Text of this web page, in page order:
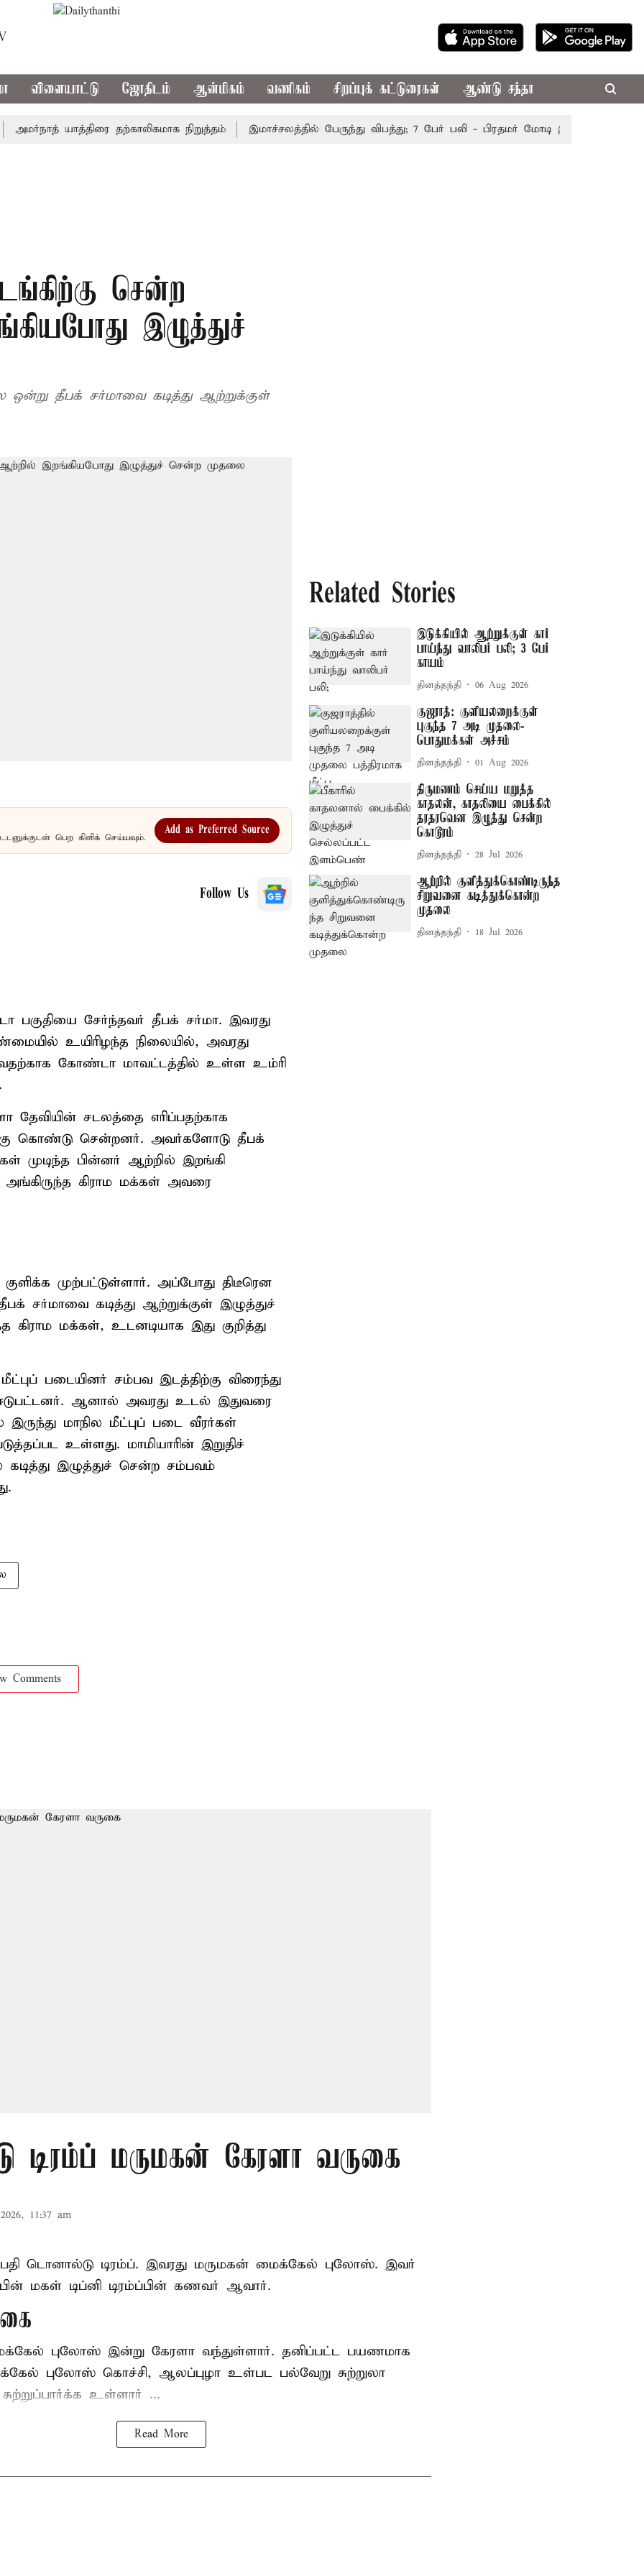
விளையாட்டு ஜோதிடம் ஆன்மிகம் வணிகம் சிறப்புக் கட்டுரைகள் ஆண்டு சந்தா
யாத்திரை தற்காலிகமாக நிறுத்தம் இமாச்சலத்தில் பேருந்து விபத்து; 7 பேர் பலி - பிரதமர் மோடி இரங்கல்
சென்ற
இழுத்துச்
ஒன்று தீபக் சர்மாவை கடித்து ஆற்றுக்குள்
பெற கிளிக் செய்யவும்.
Add as Preferred Source
Follow Us
பகுதியை சேர்ந்தவர் தீபக் சர்மா. இவரது
உயிரிழந்த நிலையில், அவரது
கோண்டா மாவட்டத்தில் உள்ள உம்ரி
தேவியின் சடலத்தை எரிப்பதற்காக
கொண்டு சென்றனர். அவர்களோடு தீபக்
முடிந்த பின்னர் ஆற்றில் இறங்கி
அங்கிருந்த கிராம மக்கள் அவரை
முற்பட்டுள்ளார். அப்போது திடீரென
சர்மாவை கடித்து ஆற்றுக்குள் இழுத்துச்
மக்கள், உடனடியாக இது குறித்து
படையினர் சம்பவ இடத்திற்கு விரைந்து
ஆனால் அவரது உடல் இதுவரை
மாநில மீட்புப் படை வீரர்கள்
உள்ளது. மாமியாரின் இறுதிச்
இழுத்துச் சென்ற சம்பவம்
Comments
Related Stories
இடுக்கியில் ஆற்றுக்குள் கார்
பாய்ந்து வாலிபர் பலி; 3 பேர்
காயம்
தினத்தந்தி 06 Aug 2026
குஜராத்: குளியலறைக்குள்
புகுந்த 7 அடி முதலை-
பொதுமக்கள் அச்சம்
தினத்தந்தி 01 Aug 2026
திருமணம் செய்ய மறுத்த
காதலன், காதலியை பைக்கில்
தரதரவென இழுத்து சென்ற
கொடூரம்
தினத்தந்தி 28 Jul 2026
ஆற்றில் குளித்துக்கொண்டிருந்த
சிறுவனை கடித்துக்கொன்ற
முதலை
தினத்தந்தி 18 Jul 2026
டிரம்ப் மருமகன் கேரளா வருகை
11:37 am
டொனால்டு டிரம்ப். இவரது மருமகன் மைக்கேல் புலோஸ். இவர்
மகள் டிப்னி டிரம்ப்பின் கணவர் ஆவார்.
புலோஸ் இன்று கேரளா வந்துள்ளார். தனிப்பட்ட பயணமாக
புலோஸ் கொச்சி, ஆலப்புழா உள்பட பல்வேறு சுற்றுலா
உள்ளார் ...
Read More